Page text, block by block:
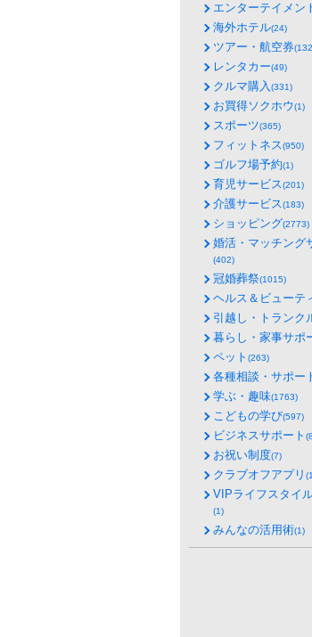
エンターテイメン
海外ホテル(24)
ツアー・航空券
レンタカー(49)
クルマ購入(331)
お買得ソクホウ(1)
スポーツ(365)
フィットネス(950)
ゴルフ場予約(1)
育児サービス(201)
介護サービス(183)
ショッピング(2773)
婚活・マッチング
(402)
冠婚葬祭(1015)
ヘルス＆ビューテ
引越し・トランク
暮らし・家事サポ
ペット (263)
各種相談・サポー
学ぶ・趣味(1763)
こどもの学び(597)
ビジネスサポート
お祝い制度(7)
クラブオフアプリ
VIPライフスタイ
(1)
みんなの活用術(1)